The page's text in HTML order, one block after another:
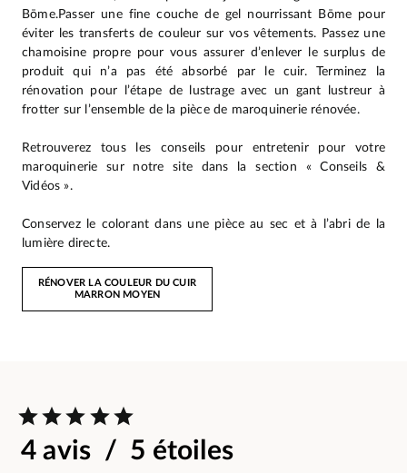
Bōme.Passer une fine couche de gel nourrissant Bōme pour
éviter les transferts de couleur sur vos vêtements. Passez une
chamoisine propre pour vous assurer d’enlever le surplus de
produit qui n’a pas été absorbé par le cuir. Terminez la
rénovation pour l’étape de lustrage avec un gant lustreur à
frotter sur l’ensemble de la pièce de maroquinerie rénovée.
Retrouverez tous les conseils pour entretenir pour votre
maroquinerie sur notre site dans la section « Conseils &
Vidéos ».
Conservez le colorant dans une pièce au sec et à l’abri de la
lumière directe.
RÉNOVER LA COULEUR DU CUIR
MARRON MOYEN
4 avis / 5 étoiles